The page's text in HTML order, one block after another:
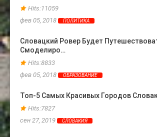
Hits:11059
фев 05, 2018
ПОЛИТИКА
Словацкий Ровер Будет
Смоделиро…
Hits:8833
фев 05, 2018
ОБРАЗОВАНИЕ
Топ-5 Самых Красивых Городов
Hits:7827
сен 27, 2019
СЛОВАКИЯ